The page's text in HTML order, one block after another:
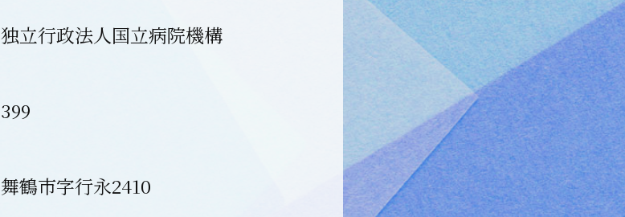
独立行政法人国立病院機構
399
舞鶴市字行永2410